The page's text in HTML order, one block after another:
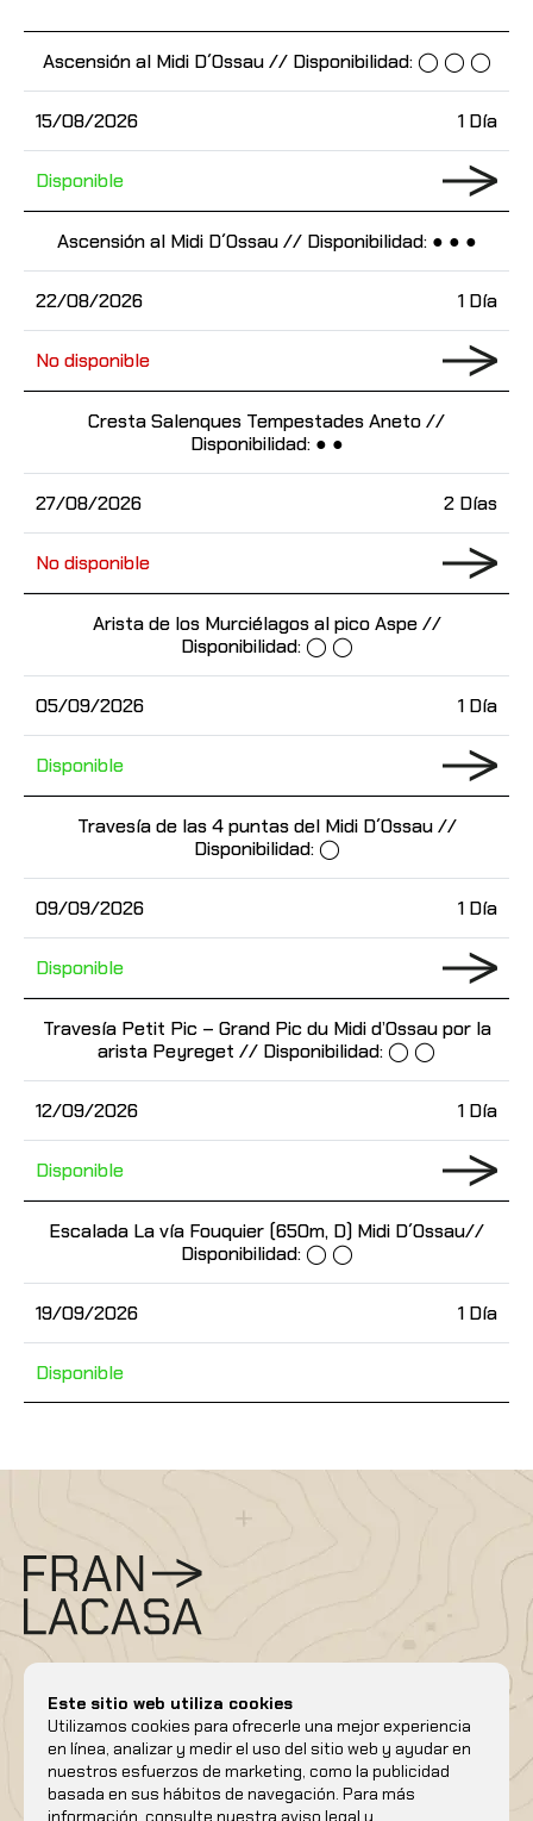
Este sitio web utiliza cookies
Utilizamos cookies para ofrecerle una mejor experiencia
en línea, analizar y medir el uso del sitio web y ayudar en
nuestros esfuerzos de marketing, como la publicidad
basada en sus hábitos de navegación. Para más
información, consulte nuestra aviso legal y
15/08/2026
Ascensión al Midi D´Ossau // Disponibilidad: ◯ ◯ ◯
1 Día
Disponible
22/08/2026
Ascensión al Midi D´Ossau // Disponibilidad: ● ● ●
1 Día
No disponible
27/08/2026
Cresta Salenques Tempestades Aneto //
Disponibilidad: ● ●
2 Días
No disponible
05/09/2026
Arista de los Murciélagos al pico Aspe //
Disponibilidad: ◯ ◯
1 Día
Disponible
09/09/2026
Travesía de las 4 puntas del Midi D´Ossau //
Disponibilidad: ◯
1 Día
Disponible
12/09/2026
Travesía Petit Pic – Grand Pic du Midi d’Ossau por la
arista Peyreget // Disponibilidad: ◯ ◯
1 Día
Disponible
19/09/2026
Escalada La vía Fouquier (650m, D) Midi D´Ossau//
Disponibilidad: ◯ ◯
1 Día
Disponible
info@franlacasaguia.es
Móvil/whatsapp+34 686 73 45 50